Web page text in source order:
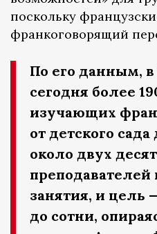
поскольку
франкоговорящий
По его данным, в
сегодня более
изучающих
от детского
около двух
занятия, и цель
до сотни,